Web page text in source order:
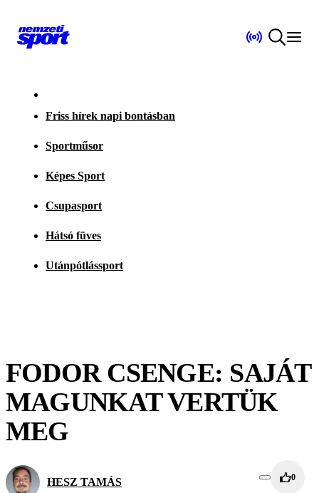
Friss hírek napi bontásban
Sportműsor
Képes Sport
Csupasport
Hátsó füves
Utánpótlássport
FODOR CSENGE: SAJÁT
MAGUNKAT VERTÜK
MEG
HESZ TAMÁS 0